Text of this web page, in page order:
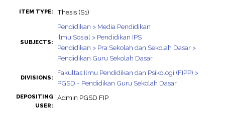
ITEM TYPE: Thesis (S1)
SUBJECTS:
Pendidikan > Media Pendidikan
Ilmu Sosial > Pendidikan IPS
Pendidikan > Pra Sekolah dan Sekolah Dasar >
Pendidikan Guru Sekolah Dasar
DIVISIONS:
Fakultas Ilmu Pendidikan dan Psikologi (FIPP) >
PGSD - Pendidikan Guru Sekolah Dasar
DEPOSITING
USER:
Admin PGSD FIP